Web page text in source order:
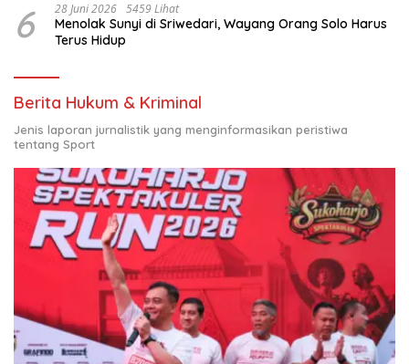
6 28 Juni 2026 5459 Lihat
Menolak Sunyi di Sriwedari, Wayang Orang Solo Harus
Terus Hidup
Berita Hukum & Kriminal
Jenis laporan jurnalistik yang menginformasikan peristiwa
tentang Sport